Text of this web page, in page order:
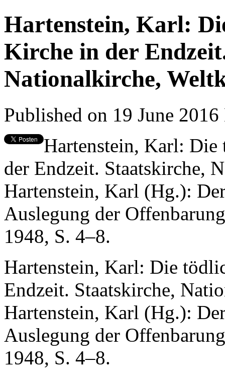
Hartenstein, Karl:
Kirche in der
Nationalkirche,
Published on 19 June 2016
Hartenstein, Karl:
der Endzeit. Staatskirche,
Hartenstein, Karl (Hg.):
Auslegung der
1948, S. 4–8.
Hartenstein, Karl: Die
Endzeit. Staatskirche,
Hartenstein, Karl (Hg.):
Auslegung der
1948, S. 4–8.